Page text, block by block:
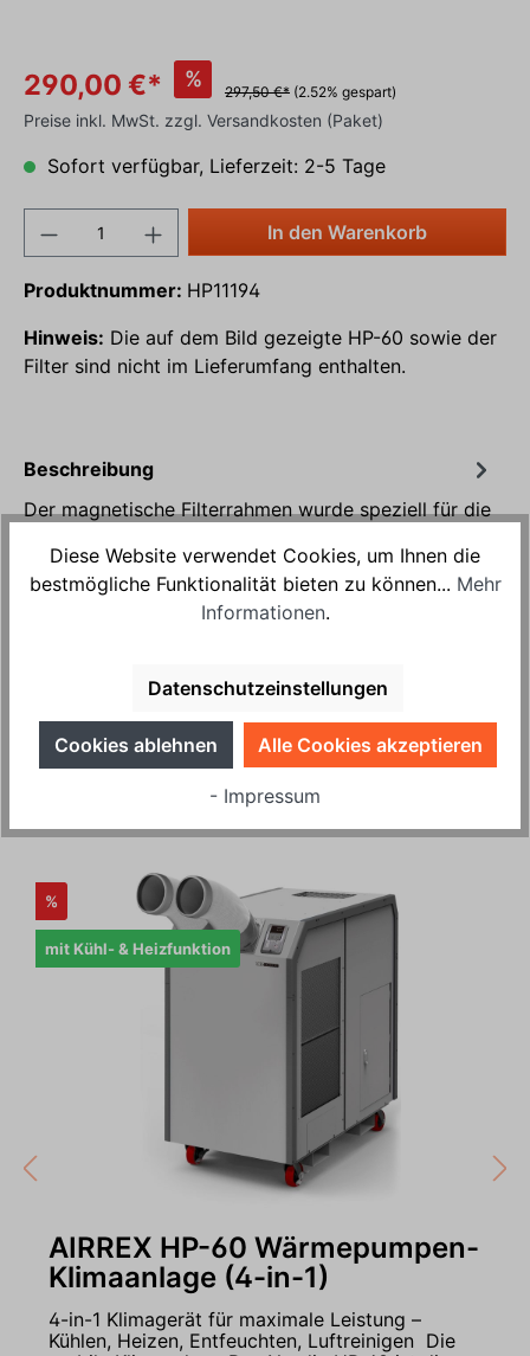
290,00 €* %
297,50 €* (2.52% gespart)
Preise inkl. MwSt. zzgl. Versandkosten (Paket)
Sofort verfügbar, Lieferzeit: 2-5 Tage
In den Warenkorb
Produktnummer: HP11194
Hinweis: Die auf dem Bild gezeigte HP-60 sowie der
Filter sind nicht im Lieferumfang enthalten.
Beschreibung
Der magnetische Filterrahmen wurde speziell für die
sowohl mit dem MERV-8-Fil…Mehr
%
mit Kühl- & Heizfunktion
AIRREX HP-60 Wärmepumpen-
Klimaanlage (4-in-1)
4-in-1 Klimagerät für maximale Leistung –
Kühlen, Heizen, Entfeuchten, Luftreinigen Die
Diese Website verwendet Cookies, um Ihnen die
bestmögliche Funktionalität bieten zu können... Mehr
Informationen.
Datenschutzeinstellungen
Cookies ablehnen Alle Cookies akzeptieren
- Impressum